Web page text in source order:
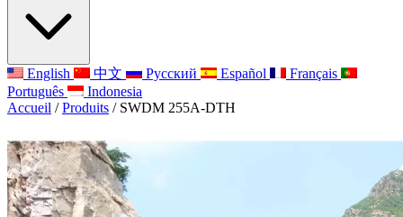
English 中文 Русский Español
Français
Português
Indonesia
Accueil / Produits / SWDM 255A-DTH